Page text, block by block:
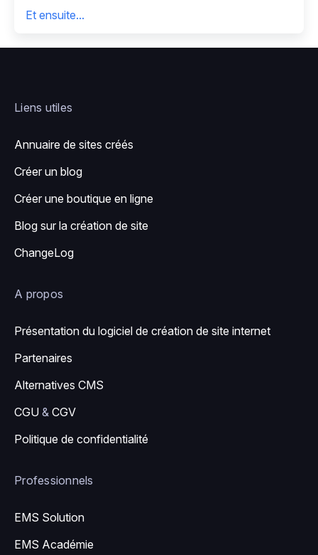
Et ensuite...
Liens utiles
Annuaire de sites créés
Créer un blog
Créer une boutique en ligne
Blog sur la création de site
ChangeLog
A propos
Présentation du logiciel de création de site internet
Partenaires
Alternatives CMS
CGU & CGV
Politique de confidentialité
Professionnels
EMS Solution
EMS Académie